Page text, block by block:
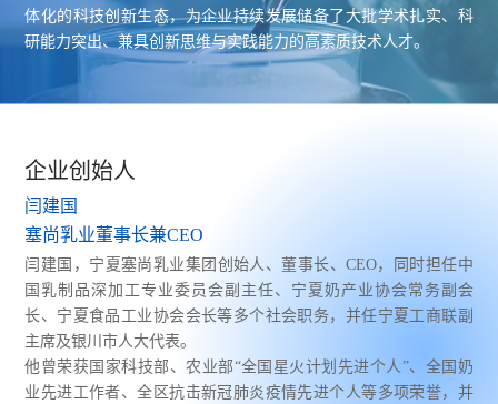
体化的科技创新生态，为企业持续发展储备了大批学术扎实、科
研能力突出、兼具创新思维与实践能力的高素质技术人才。
企业创始人
闫建国
塞尚乳业董事长兼CEO
闫建国，宁夏塞尚乳业集团创始人、董事长、CEO，同时担任中
国乳制品深加工专业委员会副主任、宁夏奶产业协会常务副会
长、宁夏食品工业协会会长等多个社会职务，并任宁夏工商联副
主席及银川市人大代表。
他曾荣获国家科技部、农业部“全国星火计划先进个人”、全国奶
业先进工作者、全区抗击新冠肺炎疫情先进个人等多项荣誉，并